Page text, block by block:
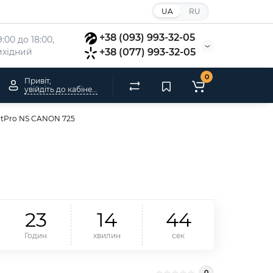
UA RU
до 18:00,
+38 (093) 993-32-05
+38 (077) 993-32-05
Привіт,
0
NS CANON 725
23
Годин
14
хвилин
43
сек